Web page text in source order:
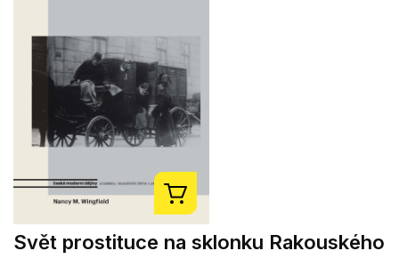
Svět prostituce na sklonku Rakouského